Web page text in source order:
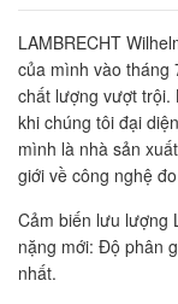
LAMBRECHT
của mình vào tháng
chất lượng vượt trội.
khi chúng tôi đại
mình là nhà sản
giới về công nghệ
Cảm biến lưu lượng
nặng mới: Độ phân
nhất.